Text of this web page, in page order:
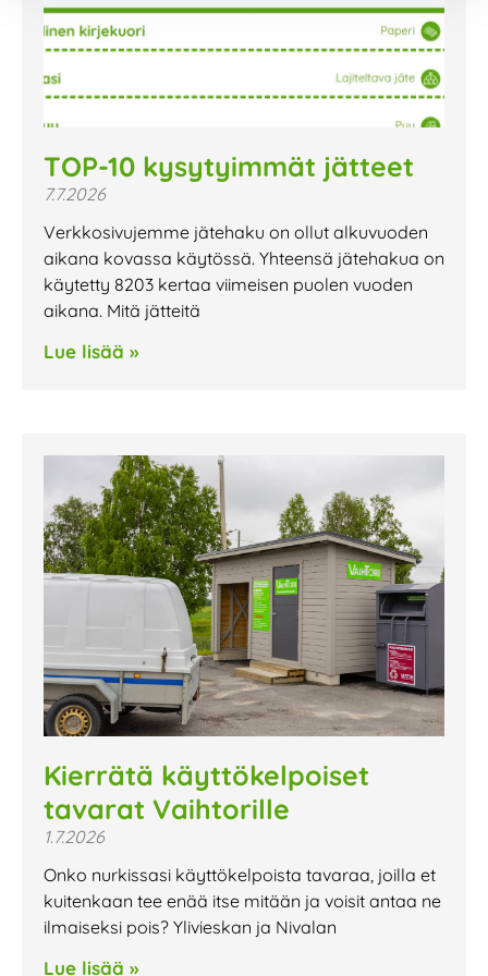
TOP-10 kysytyimmät jätteet
7.7.2026
Verkkosivujemme jätehaku on ollut alkuvuoden
aikana kovassa käytössä. Yhteensä jätehakua on
käytetty 8203 kertaa viimeisen puolen vuoden
aikana. Mitä jätteitä
Lue lisää »
Kierrätä käyttökelpoiset
tavarat Vaihtorille
1.7.2026
Onko nurkissasi käyttökelpoista tavaraa, joilla et
kuitenkaan tee enää itse mitään ja voisit antaa ne
ilmaiseksi pois? Ylivieskan ja Nivalan
Lue lisää »